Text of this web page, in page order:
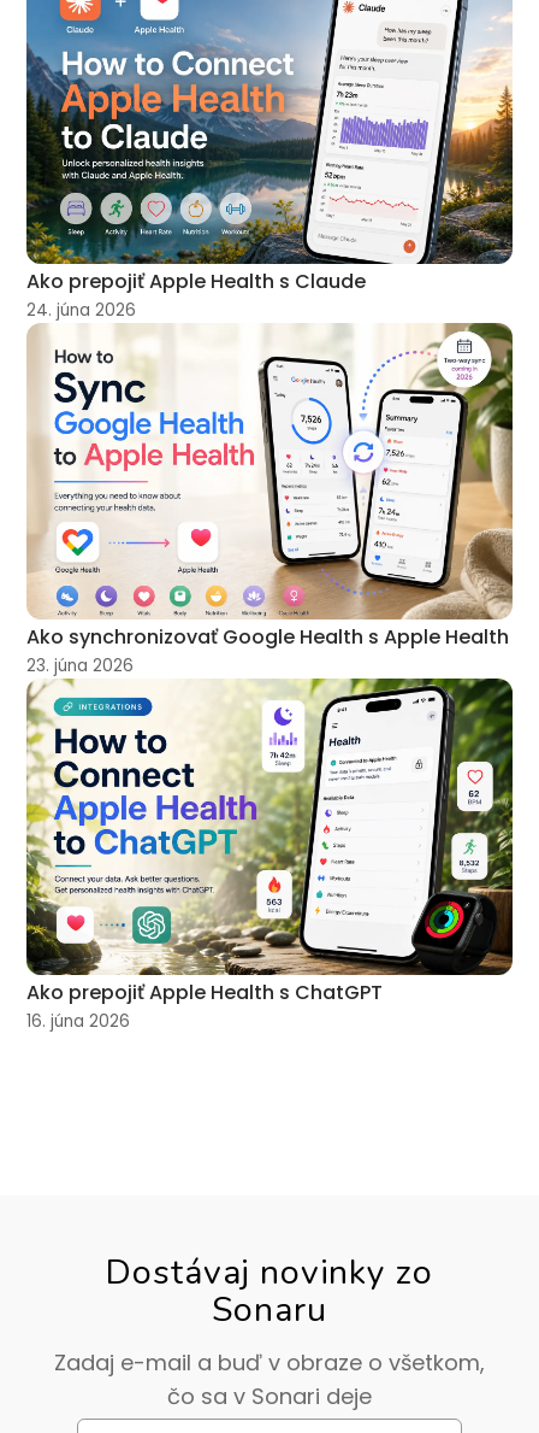
Ako prepojiť Apple Health s Claude
24. júna 2026
Ako synchronizovať Google Health s Apple Health
23. júna 2026
Ako prepojiť Apple Health s ChatGPT
16. júna 2026
Dostávaj novinky zo
Sonaru
Zadaj e-mail a buď v obraze o všetkom,
čo sa v Sonari deje